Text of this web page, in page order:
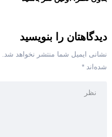
دیدگاهتان را بنویسید
نشانی ایمیل شما منتشر نخواهد شد.
شده‌اند *